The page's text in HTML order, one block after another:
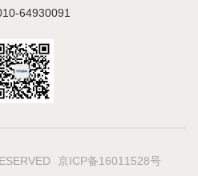
64930091
京ICP备16011528号